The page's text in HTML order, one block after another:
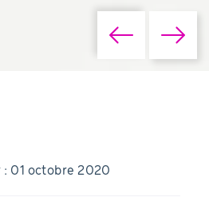
: 01 octobre 2020